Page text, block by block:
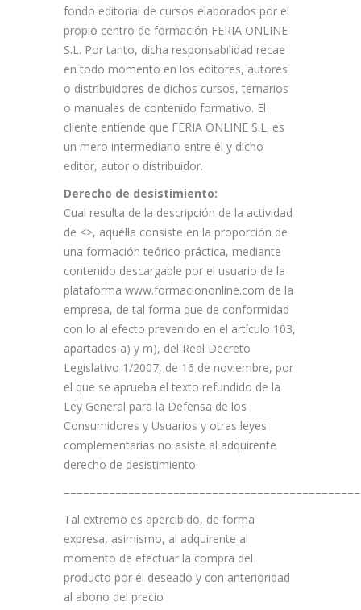
fondo editorial de cursos elaborados por el
propio centro de formación FERIA ONLINE
S.L. Por tanto, dicha responsabilidad recae
en todo momento en los editores, autores
o distribuidores de dichos cursos, temarios
o manuales de contenido formativo. El
cliente entiende que FERIA ONLINE S.L. es
un mero intermediario entre él y dicho
editor, autor o distribuidor.
Derecho de desistimiento:
Cual resulta de la descripción de la actividad
de <>, aquélla consiste en la proporción de
una formación teórico-práctica, mediante
contenido descargable por el usuario de la
plataforma www.formaciononline.com de la
empresa, de tal forma que de conformidad
con lo al efecto prevenido en el artículo 103,
apartados a) y m), del Real Decreto
Legislativo 1/2007, de 16 de noviembre, por
el que se aprueba el texto refundido de la
Ley General para la Defensa de los
Consumidores y Usuarios y otras leyes
complementarias no asiste al adquirente
derecho de desistimiento.
Tal extremo es apercibido, de forma
expresa, asimismo, al adquirente al
momento de efectuar la compra del
producto por él deseado y con anterioridad
al abono del precio